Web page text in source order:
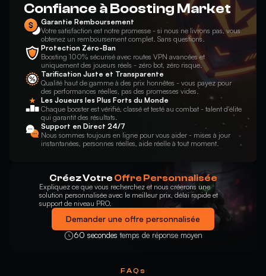
Confiance à Boosting Market
Garantie Remboursement
Votre satisfaction est notre promesse - si nous ne livrons pas, vous
obtenez un remboursement complet. Sans questions.
Protection Zéro-Ban
Boosting 100% sécurisé avec routes VPN avancées et
uniquement des joueurs réels - zéro bot, zéro risque.
Tarification Juste et Transparente
Qualité haut de gamme à des prix honnêtes - vous payez pour
des performances réelles, pas des promesses vides.
Les Joueurs les Plus Forts du Monde
Chaque booster est vérifié, classé et testé au combat - talent d'élite
qui garantit des résultats.
Support en Direct 24/7
Nous sommes toujours en ligne pour vous aider - mises à jour
instantanées, personnes réelles, aide réelle à tout moment.
Créez Votre Offre Personnalisée
Expliquez ce que vous recherchez et nous créerons une
solution personnalisée avec le meilleur prix, délai rapide et
support de niveau PRO.
Demander une offre personnalisée
60 secondestemps de réponse moyen
FAQs